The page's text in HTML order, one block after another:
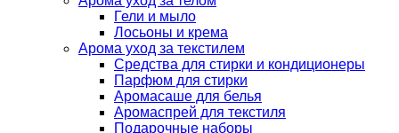
Гели и мыло
Лосьоны и крема
Арома уход за текстилем
Средства для стирки и кондиционеры
Парфюм для стирки
Аромасаше для белья
Аромаспрей для текстиля
Подарочные наборы